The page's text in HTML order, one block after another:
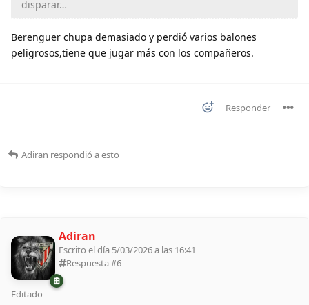
disparar…
Berenguer chupa demasiado y perdió varios balones
peligrosos,tiene que jugar más con los compañeros.
Responder
Adiran respondió a esto
Adiran
Escrito el día 5/03/2026 a las 16:41
Respuesta #6
Editado